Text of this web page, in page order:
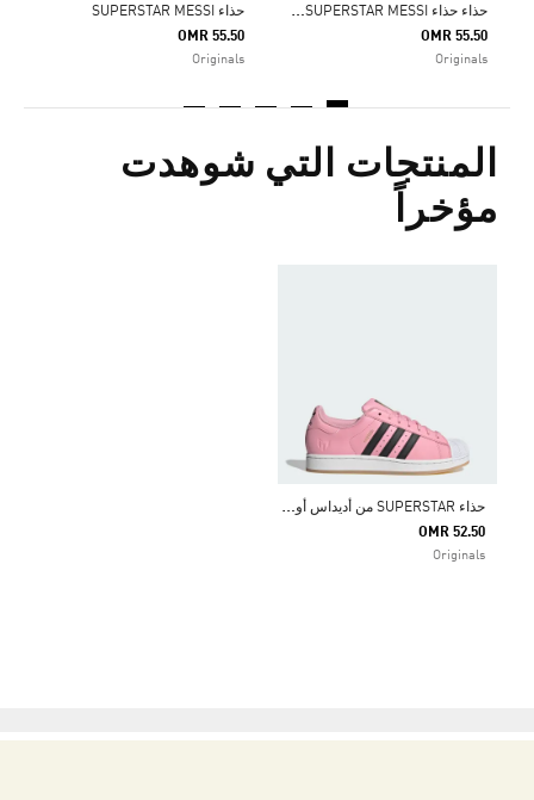
ح
ذاء حذاء ADIDAS SUPERSTAR MESSI
OMR 55.50
Originals
حذاء SUPERSTAR MESSI
OMR 55.50
Originals
المنتجات التي شوهدت
مؤخراً
ح
ذاء SUPERSTAR من أديداس أوريجينالز ميسي
OMR 52.50
Originals